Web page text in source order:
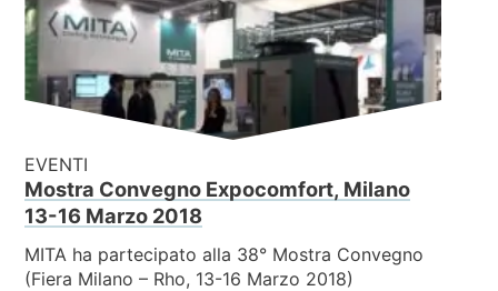
EVENTI
Mostra Convegno Expocomfort, Milano
13-16 Marzo 2018
MITA ha partecipato alla 38° Mostra Convegno
(Fiera Milano – Rho, 13-16 Marzo 2018)